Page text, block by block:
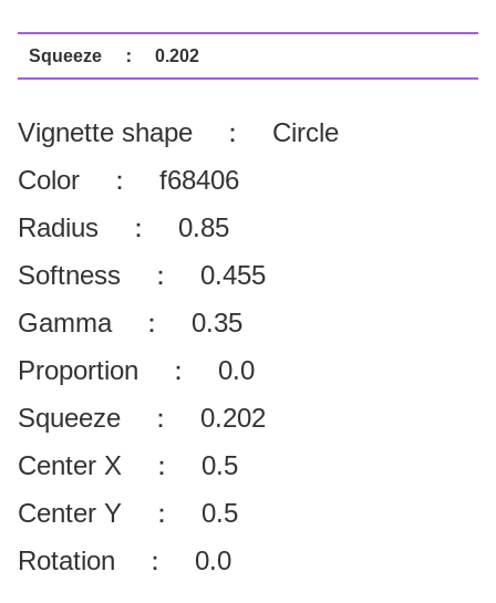
Squeeze ： 0.202
Vignette shape ： Circle
Color ： f68406
Radius ： 0.85
Softness ： 0.455
Gamma ： 0.35
Proportion ： 0.0
Squeeze ： 0.202
Center X ： 0.5
Center Y ： 0.5
Rotation ： 0.0